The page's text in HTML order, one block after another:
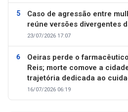
Caso de agressão entre
reúne versões divergentes
23/07/2026 17:07
Oeiras perde o
Reis; morte comove a
trajetória dedicada ao
16/07/2026 06:19